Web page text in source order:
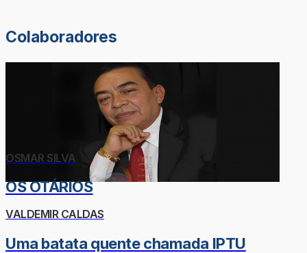
Colaboradores
OSMAR SILVA
OS OTÁRIOS
VALDEMIR CALDAS
Uma batata quente chamada IPTU